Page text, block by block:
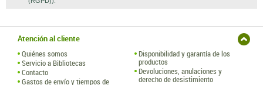
Servicio a Bibliotecas
Contacto
Gastos de envío y tiempos de
productos
Devoluciones, anulaciones y
derecho de desistimiento